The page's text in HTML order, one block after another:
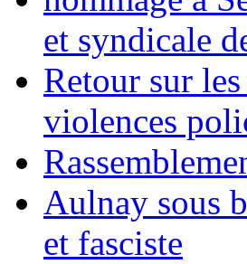
et syndicale
Retour sur
violences
Aulnay sous
et fasciste